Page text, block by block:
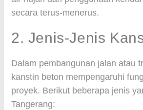
secara terus-menerus.
2. Jenis-Jenis
Dalam pembangunan jalan atau
kanstin beton mempengaruhi
proyek. Berikut beberapa jenis
Tangerang: